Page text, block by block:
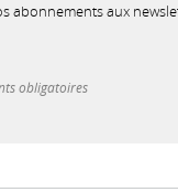
abonnements aux
obligatoires